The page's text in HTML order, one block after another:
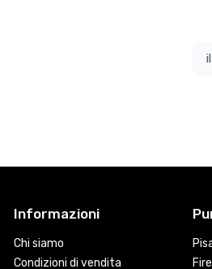
Informazioni
Chi siamo
Condizioni di vendita